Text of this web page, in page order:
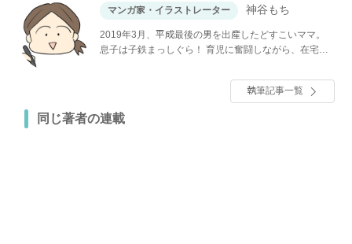
マンガ家・イラストレーター 神谷もち
2019年3月、平成最後の男を出産したどすこいママ。
息子は子鉄まっしぐら！ 育児に奮闘しながら、在宅で
執筆記事一覧
同じ著者の連載